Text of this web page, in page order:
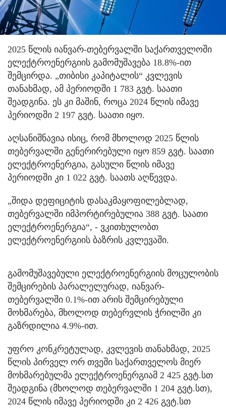
2025 წლის იანვარ-თებერვალში საქართველოში
ელექტროენერგიის გამომუშავება 18.8%-ით
შემცირდა. „თიბისი კაპიტალის“ კვლევის
თანახმად, ამ პერიოდში 1 783 გვტ. საათი
შეადგინა. ეს კი მაშინ, როცა 2024 წლის იმავე
პერიოდში 2 197 გვტ. საათი იყო.
აღსანიშნავია ისიც, რომ მხოლოდ 2025 წლის
თებერვალში გენერირებული იყო 859 გვტ. საათი
ელექტროენერგია, გასული წლის იმავე
პერიოდში კი 1 022 გვტ. საათს აღწევდა.
„შიდა დეფიციტის დასაკმაყოფილებლად,
თებერვალში იმპორტირებულია 388 გვტ. საათი
ელექტროენერგია“, - ვკითხულობთ
ელექტროენერგიის ბაზრის კვლევაში.
გამომუშავებული ელექტროენერგიის მოცულობის
შემცირების პარალელურად, იანვარ-
თებერვალში 0.1%-ით არის შემცირებული
მოხმარება, მხოლოდ თებერვლის ჭრილში კი
გაზრდილია 4.9%-ით.
უფრო კონკრეტულად, კვლევის თანახმად, 2025
წლის პირველ ორ თვეში საქართველოს მიერ
მოხმარებულმა ელექტროენერგიამ 2 425 გვტ.სთ
შეადგინა (მხოლოდ თებერვალში 1 204 გვტ.სთ),
2024 წლის იმავე პერიოდში კი 2 426 გვტ.სთ